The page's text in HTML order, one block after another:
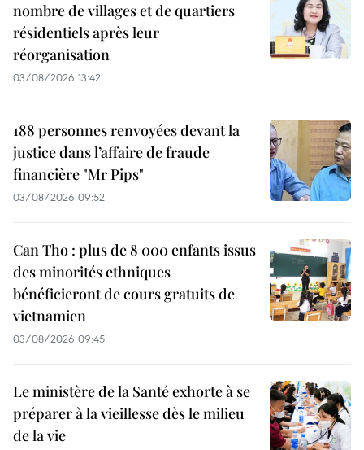
nombre de villages et de quartiers
résidentiels après leur
réorganisation
03/08/2026 13:42
188 personnes renvoyées devant la
justice dans l’affaire de fraude
financière "Mr Pips"
03/08/2026 09:52
Can Tho : plus de 8 000 enfants issus
des minorités ethniques
bénéficieront de cours gratuits de
vietnamien
03/08/2026 09:45
Le ministère de la Santé exhorte à se
préparer à la vieillesse dès le milieu
de la vie